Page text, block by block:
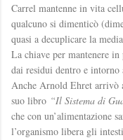
Carrel mantenne in vita
qualcuno si dimenticò
quasi a decuplicare la
La chiave per mantenere
dai residui dentro e intorno
Anche Arnold Ehret arrivò
suo libro “Il Sistema di
che con un’alimentazione
l’organismo libera gli